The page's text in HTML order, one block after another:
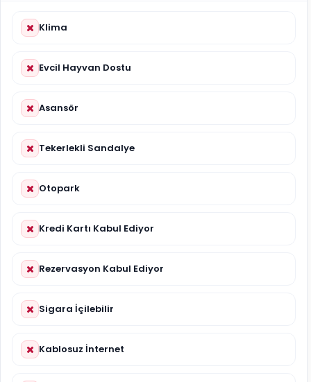
Klima
Evcil Hayvan Dostu
Asansör
Tekerlekli Sandalye
Otopark
Kredi Kartı Kabul Ediyor
Rezervasyon Kabul Ediyor
Sigara İçilebilir
Kablosuz İnternet